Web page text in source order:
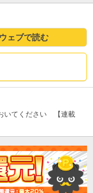
ウェブで読む
いてください 【連載